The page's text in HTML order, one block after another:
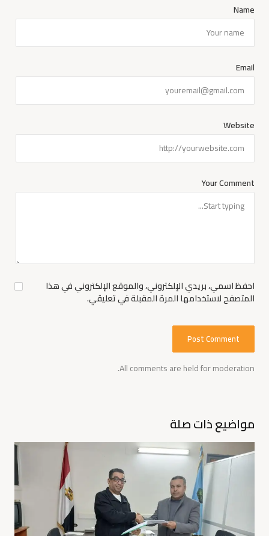
Your Comment
All comments are held for moderation.
Name
Email
Website
احفظ اسمي، بريدي الإلكتروني، والموقع الإلكتروني في هذا
المتصفح لاستخدامها المرة المقبلة في تعليقي.
مواضيع ذات صلة